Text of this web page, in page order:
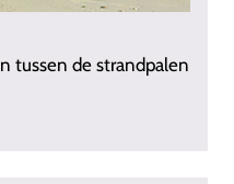
tussen de strandpalen